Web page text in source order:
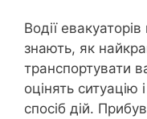
Водії
знають, як
транспортувати
оцінять
спосіб дій.